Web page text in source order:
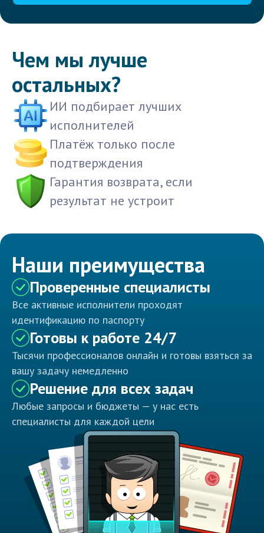
Чем мы лучше
остальных?
ИИ подбирает лучших
исполнителей
Платёж только после
подтверждения
Гарантия возврата, если
результат не устроит
Наши преимущества
Проверенные специалисты
Все активные исполнители проходят
идентификацию по паспорту
Готовы к работе 24/7
Тысячи профессионалов онлайн и готовы взяться за
вашу задачу немедленно
Решение для всех задач
Любые запросы и бюджеты — у нас есть
специалисты для каждой цели